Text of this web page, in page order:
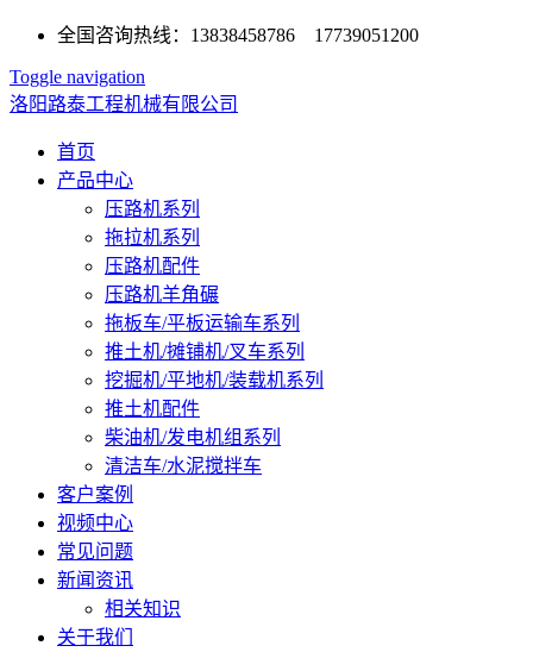
全国咨询热线：13838458786 17739051200
Toggle navigation
洛阳路泰工程机械有限公司
首页
产品中心
压路机系列
拖拉机系列
压路机配件
压路机羊角碾
拖板车/平板运输车系列
推土机/摊铺机/叉车系列
挖掘机/平地机/装载机系列
推土机配件
柴油机/发电机组系列
清洁车/水泥搅拌车
客户案例
视频中心
常见问题
新闻资讯
相关知识
关于我们